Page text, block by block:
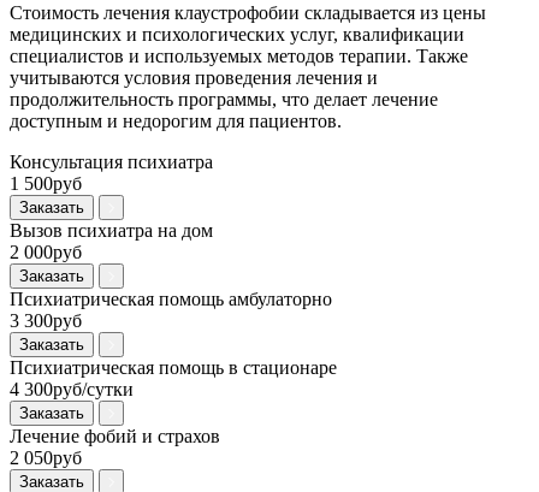
Стоимость лечения клаустрофобии складывается из цены
медицинских и психологических услуг, квалификации
специалистов и используемых методов терапии. Также
учитываются условия проведения лечения и
продолжительность программы, что делает лечение
доступным и недорогим для пациентов.
Консультация психиатра
1 500руб
Заказать
Вызов психиатра на дом
2 000руб
Заказать
Психиатрическая помощь амбулаторно
3 300руб
Заказать
Психиатрическая помощь в стационаре
4 300руб/сутки
Заказать
Лечение фобий и страхов
2 050руб
Заказать